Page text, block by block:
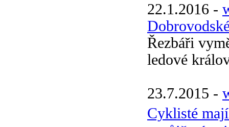
22.1.2016 -
Řezbáři
ledové
23.7.2015 -
Cyklisté